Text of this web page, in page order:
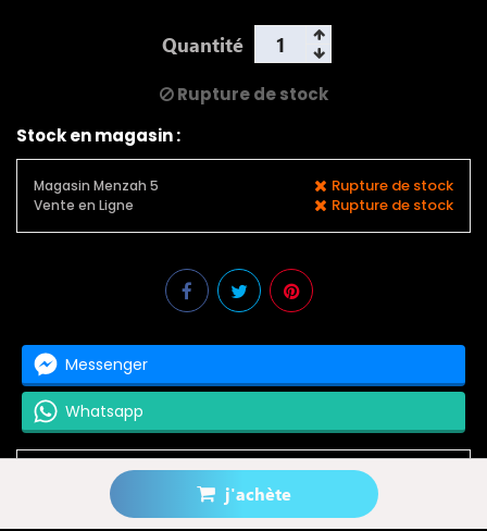
Quantité
j'achète
Rupture de stock
Stock en magasin :
Magasin Menzah 5 Rupture de stock
Vente en Ligne Rupture de stock
Messenger
Whatsapp
Prévenez-moi lorsque le produit est disponible